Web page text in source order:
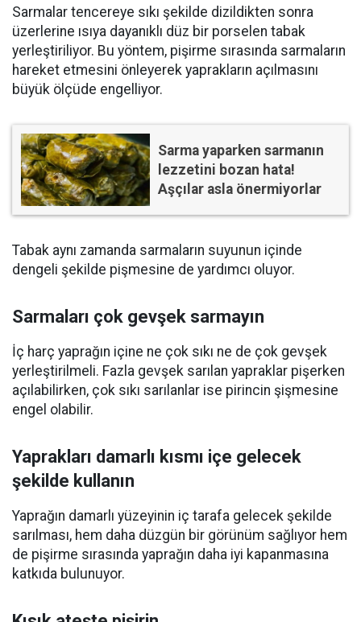
Sarmalar tencereye sıkı şekilde dizildikten sonra
üzerlerine ısıya dayanıklı düz bir porselen tabak
yerleştiriliyor. Bu yöntem, pişirme sırasında sarmaların
hareket etmesini önleyerek yaprakların açılmasını
büyük ölçüde engelliyor.
Sarma yaparken sarmanın
lezzetini bozan hata!
Aşçılar asla önermiyorlar
Tabak aynı zamanda sarmaların suyunun içinde
dengeli şekilde pişmesine de yardımcı oluyor.
Sarmaları çok gevşek sarmayın
İç harç yaprağın içine ne çok sıkı ne de çok gevşek
yerleştirilmeli. Fazla gevşek sarılan yapraklar pişerken
açılabilirken, çok sıkı sarılanlar ise pirincin şişmesine
engel olabilir.
Yaprakları damarlı kısmı içe gelecek
şekilde kullanın
Yaprağın damarlı yüzeyinin iç tarafa gelecek şekilde
sarılması, hem daha düzgün bir görünüm sağlıyor hem
de pişirme sırasında yaprağın daha iyi kapanmasına
katkıda bulunuyor.